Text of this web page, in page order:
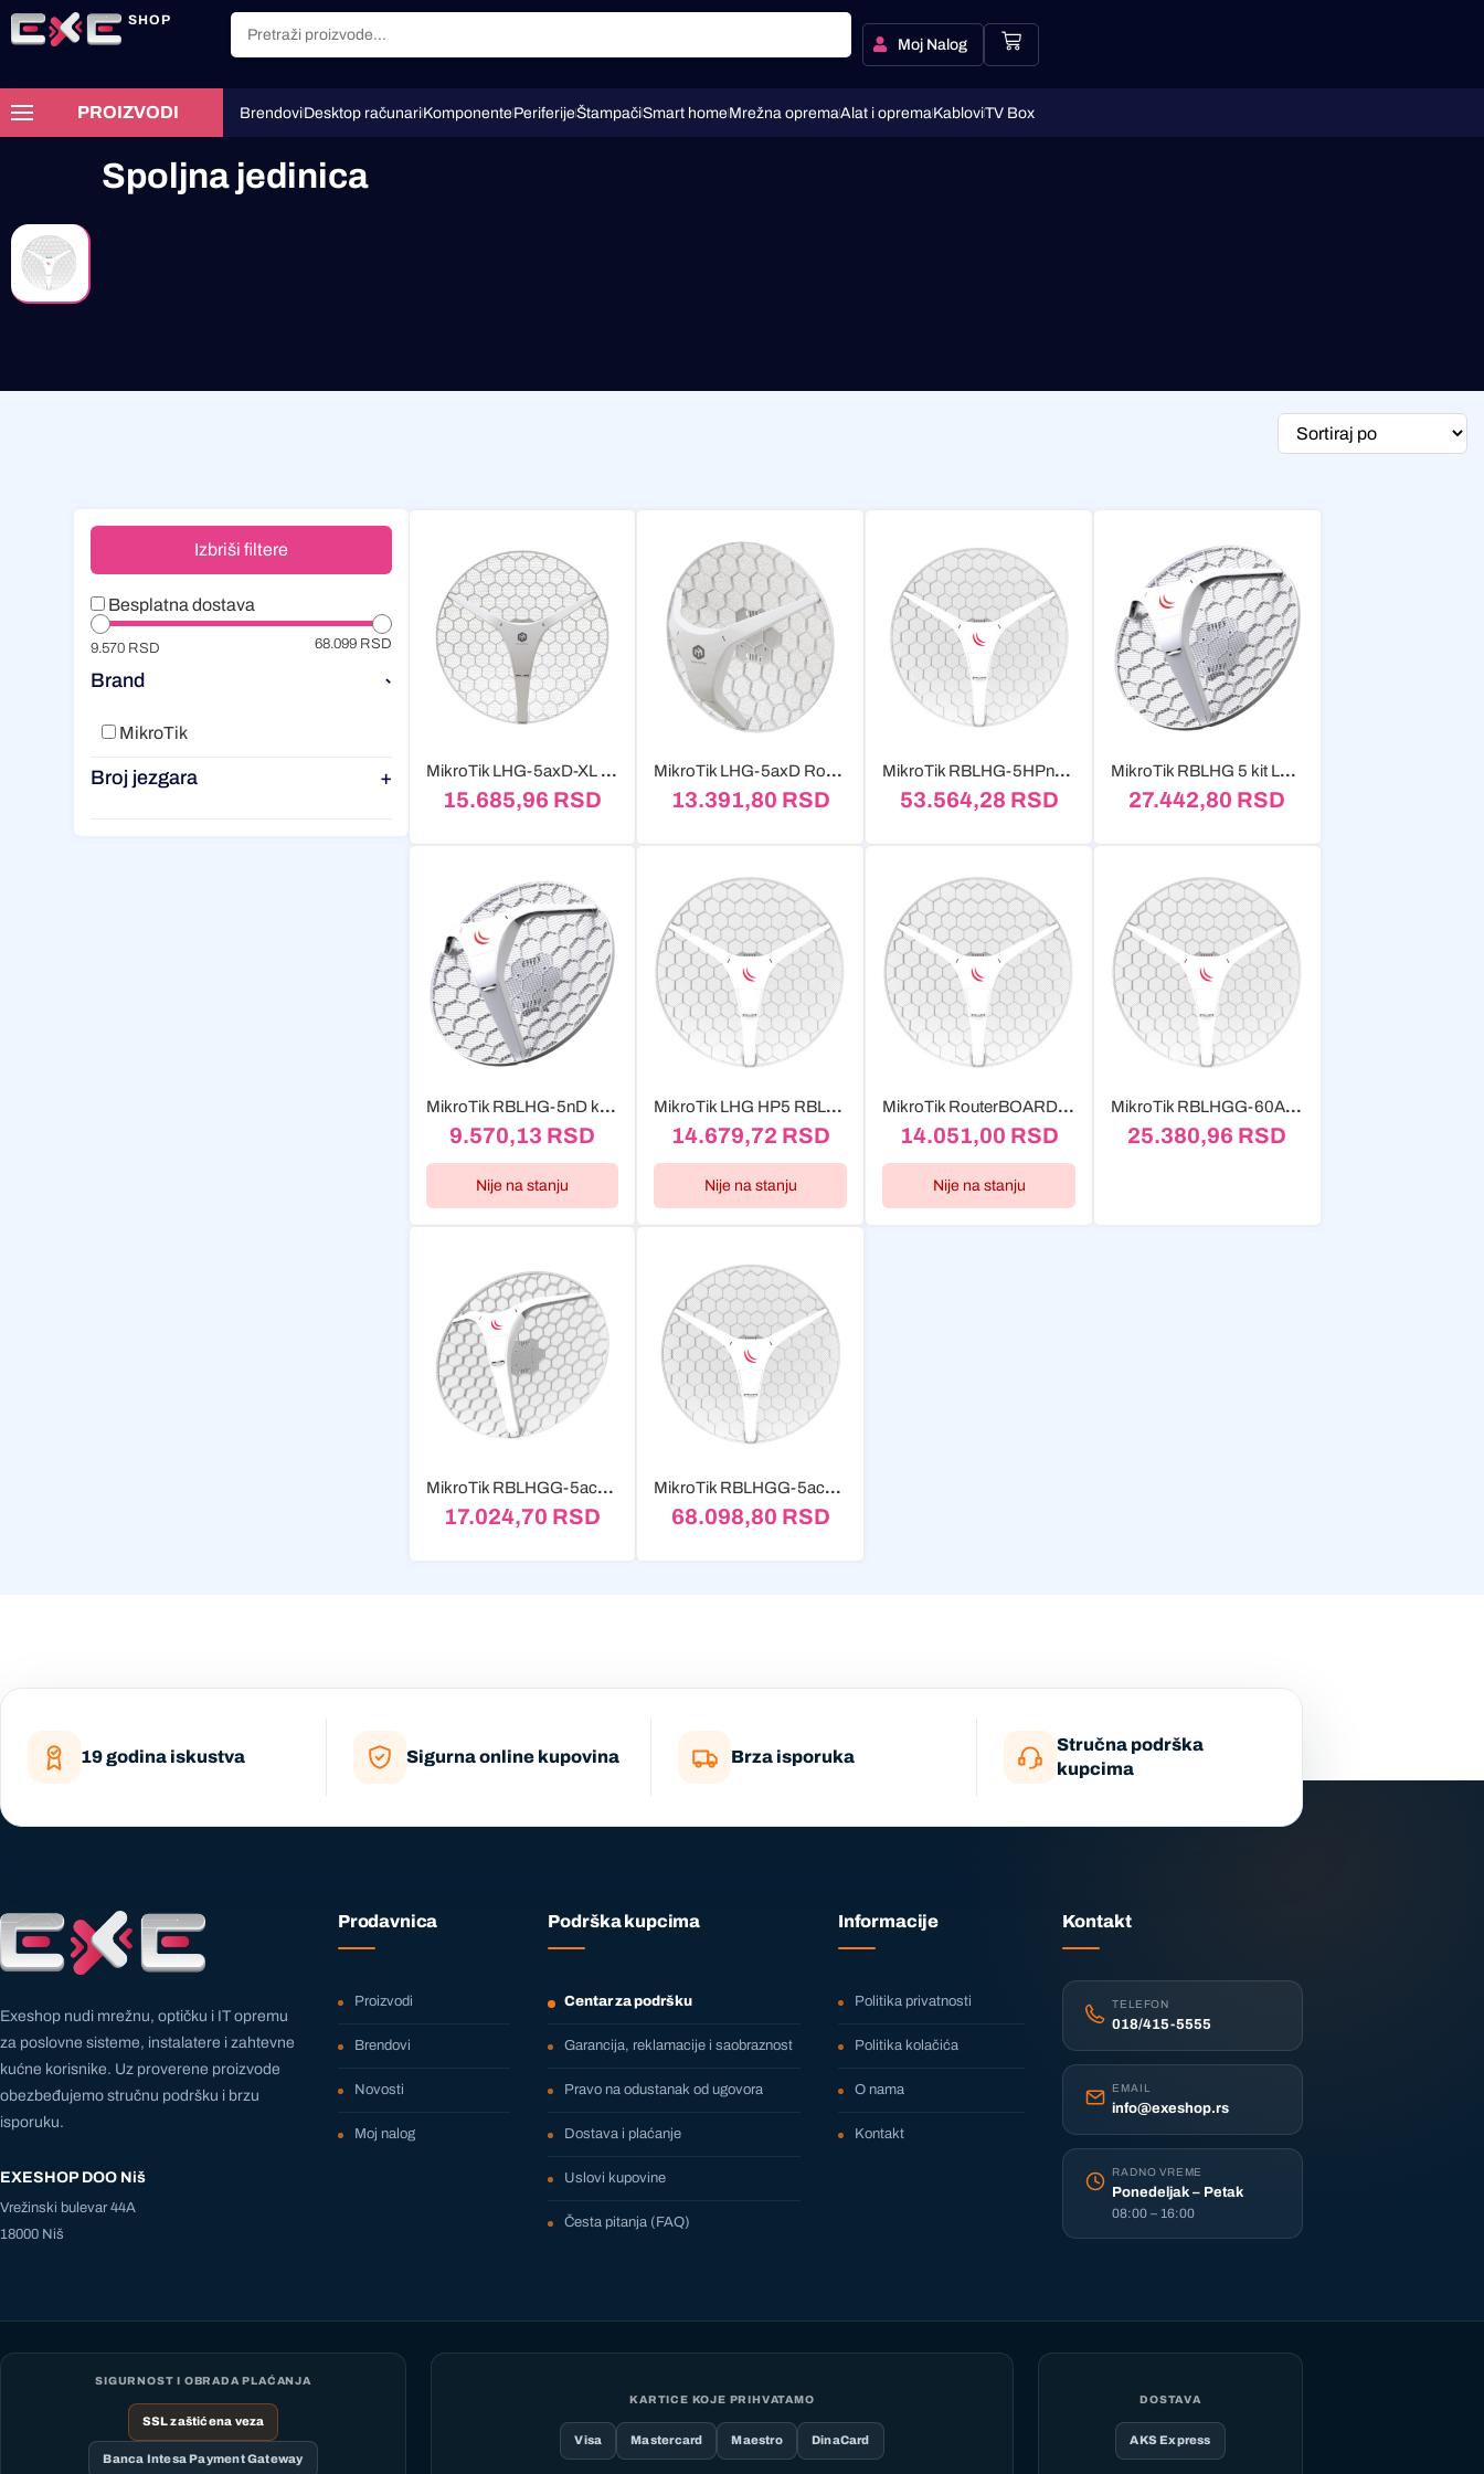
SHOP
Moj Nalog
PROIZVODI BrendoviDesktop računariKomponentePeriferijeŠtampačiSmart homeMrežna opremaAlat i opremaKabloviTV Box
Spoljna jedinica
Izbriši filtere
Besplatna dostava
9.570 RSD 68.099 RSD
Brand -
MikroTik
Broj jezgara + MikroTik LHG-5axD-XL RouterOS L3 EU
15.685,96 RSD
MikroTik LHG-5axD RouterOS L3 EU
13.391,80 RSD
MikroTik RBLHG-5HPnD-XL4pack LHG XL 4pack
53.564,28 RSD
MikroTik RBLHG 5 kit LHG 5 (3 kom u pakovanju)
27.442,80 RSD
MikroTik RBLHG-5nD komad
9.570,13 RSD
Nije na stanju
MikroTik LHG HP5 RBLHG-5HPND light head grid high power 600mhz...
14.679,72 RSD
Nije na stanju
MikroTik RouterBOARD RBLHG-5HPnD-XL, LHG XL HP5
14.051,00 RSD
Nije na stanju
MikroTik RBLHGG-60AD LHG 60G 60GHZ
25.380,96 RSD
MikroTik RBLHGG-5acD-XL bulk
17.024,70 RSD
MikroTik RBLHGG-5acD-XL4pack with RouterOS L3
68.098,80 RSD
19 godina iskustva Sigurna online kupovina Brza isporuka
Stručna podrška
kupcima
Exeshop nudi mrežnu, optičku i IT opremu
za poslovne sisteme, instalatere i zahtevne
kućne korisnike. Uz proverene proizvode
obezbeđujemo stručnu podršku i brzu
isporuku.
EXESHOP DOO Niš
Vrežinski bulevar 44A
18000 Niš
Prodavnica
Proizvodi
Brendovi
Novosti
Moj nalog
Podrška kupcima
Centar za podršku
Garancija, reklamacije i saobraznost
Pravo na odustanak od ugovora
Dostava i plaćanje
Uslovi kupovine
Česta pitanja (FAQ)
Informacije
Politika privatnosti
Politika kolačića
O nama
Kontakt
Kontakt
TELEFON
018/415-5555
EMAIL
info@exeshop.rs
RADNO VREME
Ponedeljak – Petak
08:00 – 16:00
SIGURNOST I OBRADA PLAĆANJA
SSL zaštićena veza
Banca Intesa Payment Gateway
KARTICE KOJE PRIHVATAMO
Visa Mastercard Maestro DinaCard
DOSTAVA
AKS Express